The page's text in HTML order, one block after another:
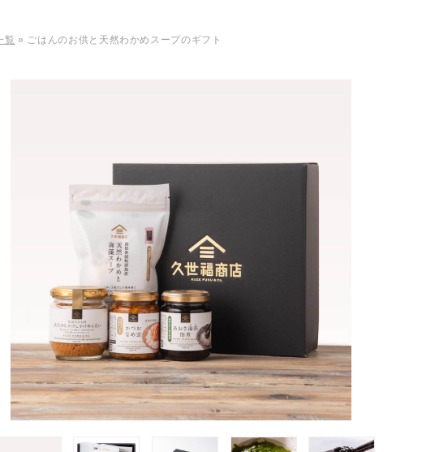
覧 » ごはんのお供と天然わかめスープのギフト